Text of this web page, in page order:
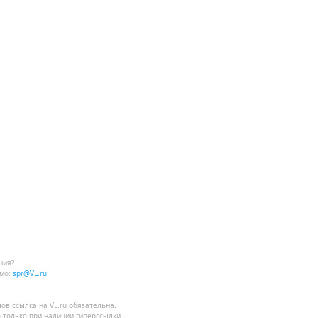
spr@VL.ru
ссылка на VL.ru обязательна.